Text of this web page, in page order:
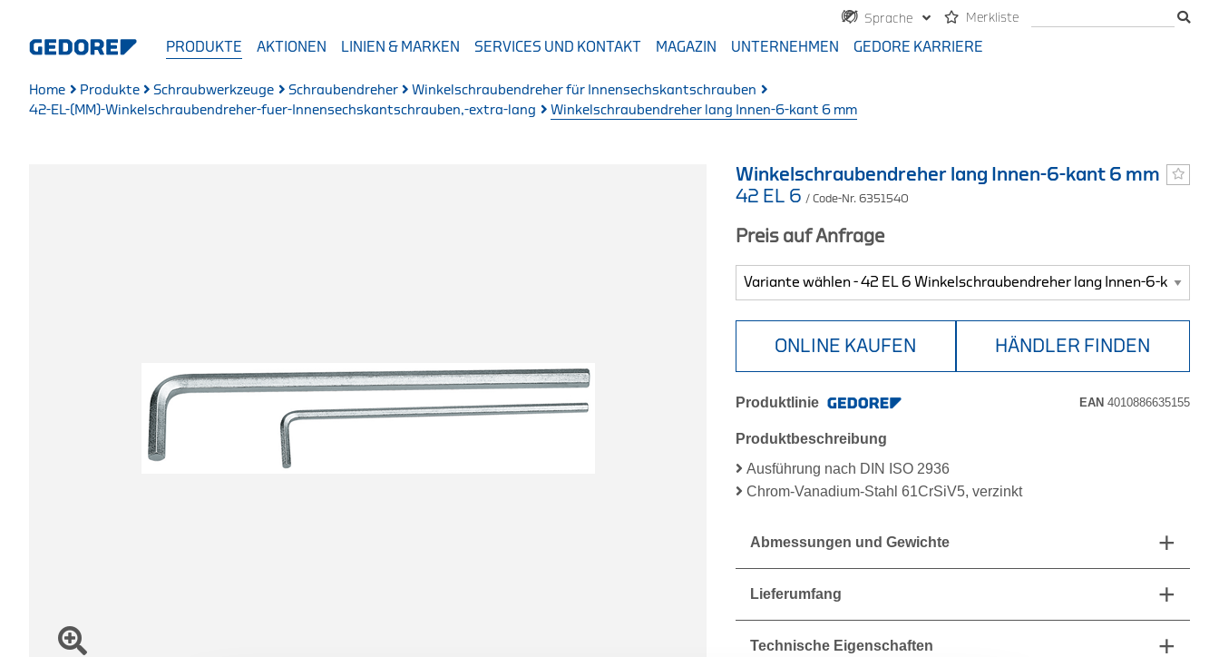
Sprache Merkliste
PRODUKTE AKTIONEN LINIEN & MARKEN SERVICES UND KONTAKT MAGAZIN UNTERNEHMEN GEDORE KARRIERE
Home Produkte Schraubwerkzeuge Schraubendreher
Winkelschraubendreher für Innensechskantschrauben
42-EL-(MM)-Winkelschraubendreher-fuer-Innensechskantschrauben,-extra-lang
Winkelschraubendreher lang Innen-6-kant 6 mm
Winkelschraubendreher lang Innen-6-kant 6 mm
42 EL 6 / Code-Nr. 6351540
Preis auf Anfrage
ONLINE KAUFEN HÄNDLER FINDEN
Produktlinie EAN 4010886635155
Produktbeschreibung
Ausführung nach DIN ISO 2936
Chrom-Vanadium-Stahl 61CrSiV5, verzinkt
Abmessungen und Gewichte
Lieferumfang
Technische Eigenschaften